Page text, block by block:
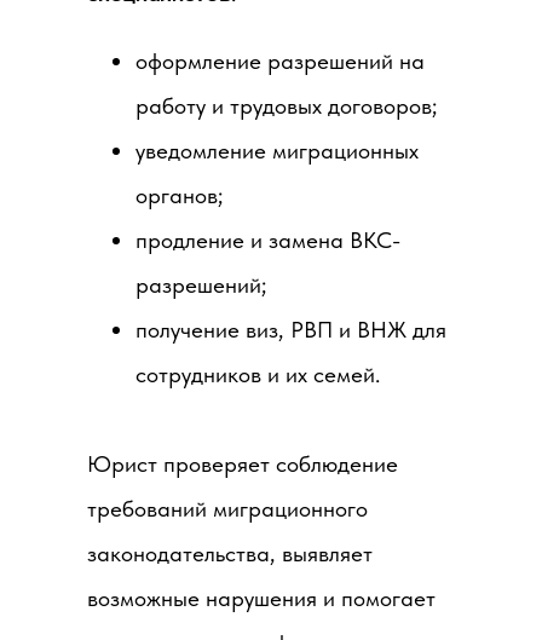
оформление разрешений на
работу и трудовых договоров;
уведомление миграционных
органов;
продление и замена ВКС-
разрешений;
получение виз, РВП и ВНЖ для
сотрудников и их семей.
Юрист проверяет соблюдение
требований миграционного
законодательства, выявляет
возможные нарушения и помогает